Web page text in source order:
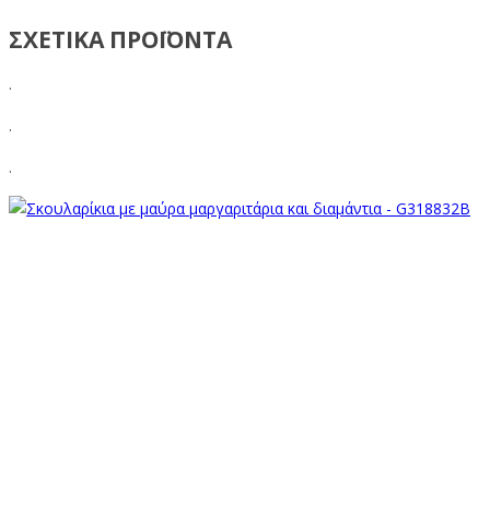
ΣΧΕΤΙΚΑ ΠΡΟΪΟΝΤΑ
.
.
.